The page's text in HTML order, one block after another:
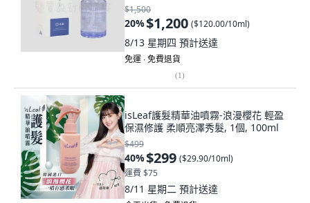
$1,500
20%$1,200 ($120.00/10ml)
8/13 星期四 預計送達
免運 ∙ 免費退貨
(1)
isLeaf護髮精華油噴霧-浪漫櫻花 輕盈
保濕修護 柔順亮澤秀髮, 1個, 100ml
$499
40%$299 ($29.90/10ml)
運費 $75
8/11 星期二 預計送達